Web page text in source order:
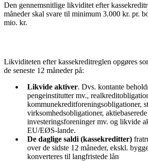
Den gennemsnitlige likviditet efter
måneder skal svare til minimum 3.000 kr. pr.
mio. kr.
Likviditeten efter kassekreditreglen opgøres
de seneste 12 måneder på:
Likvide aktiver. Dvs. kontante
pengeinstitutter mv.,
kommunekreditforeningsobligationer,
virksomhedsobligationer, aktiebaserede
investeringsforeninger mv. og likvide
EU/EØS-lande.
De daglige saldi (kassekreditter)
over de sidste 12 måneder, ekskl.
konverteres til langfristede lån